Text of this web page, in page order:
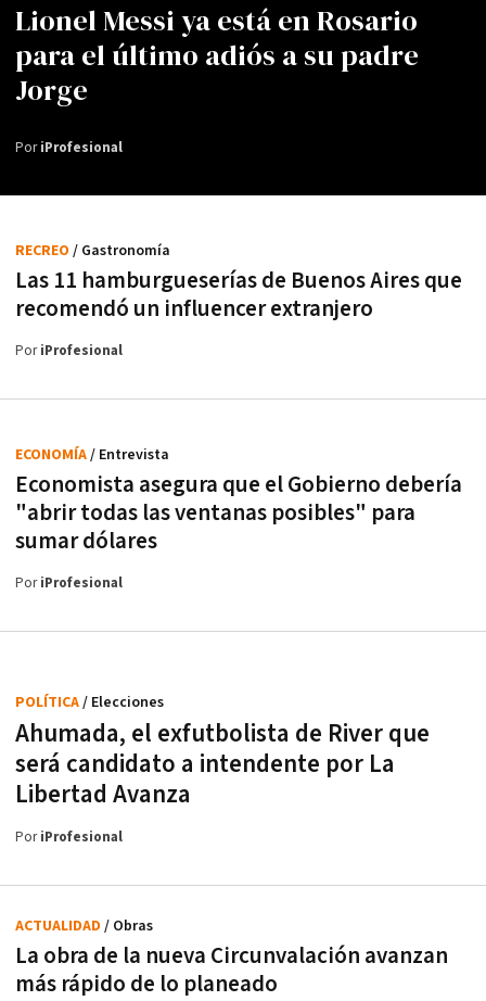
Lionel Messi ya está en Rosario
para el último adiós a su padre
Jorge
PoriProfesional
Las 11 hamburgueserías de Buenos Aires que
recomendó un influencer extranjero
RECREO / Gastronomía
PoriProfesional
Economista asegura que el Gobierno debería
"abrir todas las ventanas posibles" para
sumar dólares
ECONOMÍA/ Entrevista
PoriProfesional
Ahumada, el exfutbolista de River que
será candidato a intendente por La
Libertad Avanza
POLÍTICA/ Elecciones
PoriProfesional
La obra de la nueva Circunvalación avanzan
más rápido de lo planeado
ACTUALIDAD / Obras